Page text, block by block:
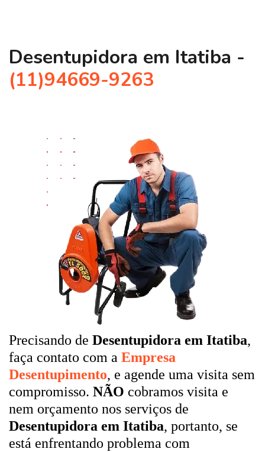
Desentupidora em Itatiba -
(11)94669-9263
Precisando de Desentupidora em Itatiba,
faça contato com a Empresa
Desentupimento, e agende uma visita sem
compromisso. NÃO cobramos visita e
nem orçamento nos serviços de
Desentupidora em Itatiba, portanto, se
está enfrentando problema com